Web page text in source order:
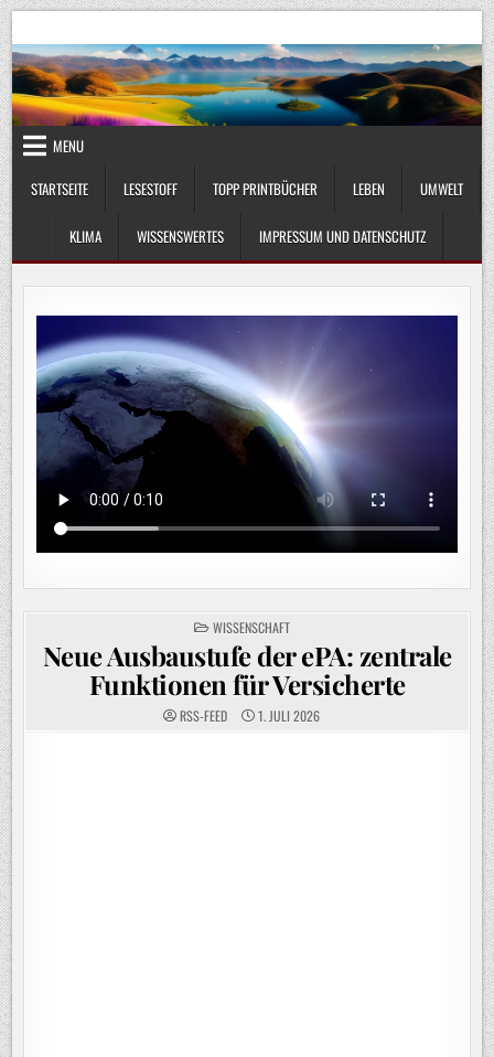
Skip
to
content
UmweltKlima.com
MENU
STARTSEITE
LESESTOFF TOPP PRINTBÜCHER LEBEN UMWELT
KLIMA WISSENSWERTES IMPRESSUM UND DATENSCHUTZ
POSTED
IN
WISSENSCHAFT
Neue Ausbaustufe der ePA: zentrale
Funktionen für Versicherte
RSS-FEED 1. JULI 2026